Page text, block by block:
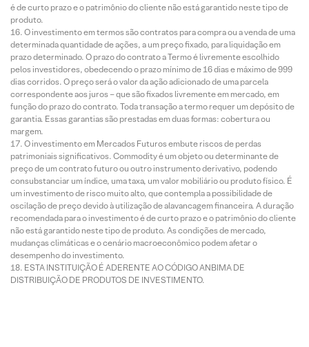
é de curto prazo e o patrimônio do cliente não está garantido neste tipo de
produto.
O investimento em termos são contratos para compra ou a venda de uma
determinada quantidade de ações, a um preço fixado, para liquidação em
prazo determinado. O prazo do contrato a Termo é livremente escolhido
pelos investidores, obedecendo o prazo mínimo de 16 dias e máximo de 999
dias corridos. O preço será o valor da ação adicionado de uma parcela
correspondente aos juros – que são fixados livremente em mercado, em
função do prazo do contrato. Toda transação a termo requer um depósito de
garantia. Essas garantias são prestadas em duas formas: cobertura ou
margem.
O investimento em Mercados Futuros embute riscos de perdas
patrimoniais significativos. Commodity é um objeto ou determinante de
preço de um contrato futuro ou outro instrumento derivativo, podendo
consubstanciar um índice, uma taxa, um valor mobiliário ou produto físico. É
um investimento de risco muito alto, que contempla a possibilidade de
oscilação de preço devido à utilização de alavancagem financeira. A duração
recomendada para o investimento é de curto prazo e o patrimônio do cliente
não está garantido neste tipo de produto. As condições de mercado,
mudanças climáticas e o cenário macroeconômico podem afetar o
desempenho do investimento.
ESTA INSTITUIÇÃO É ADERENTE AO CÓDIGO ANBIMA DE
DISTRIBUIÇÃO DE PRODUTOS DE INVESTIMENTO.